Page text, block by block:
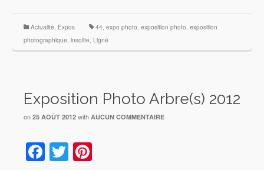
Actualité, Expos 44, expo photo, exposition photo, exposition
photographique, insolite, Ligné
Exposition Photo Arbre(s) 2012
on 25 AOÛT 2012 with AUCUN COMMENTAIRE
Facebook
Twitter